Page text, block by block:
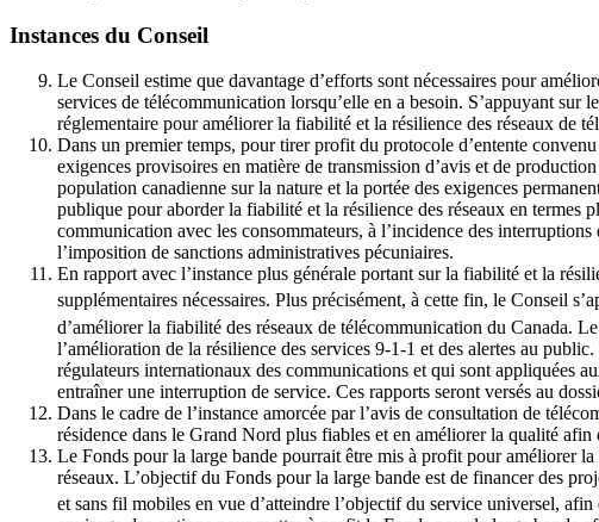
Instances du Conseil
Le Conseil estime que davantage d’efforts sont nécessaires pour
services de télécommunication lorsqu’elle en a besoin. S’appuyant
réglementaire pour améliorer la fiabilité et la résilience des réseaux de
Dans un premier temps, pour tirer profit du protocole d’entente
exigences provisoires en matière de transmission d’avis et de
population canadienne sur la nature et la portée des exigences
publique pour aborder la fiabilité et la résilience des réseaux en termes
communication avec les consommateurs, à l’incidence des
l’imposition de sanctions administratives pécuniaires.
En rapport avec l’instance plus générale portant sur la fiabilité et la
supplémentaires nécessaires. Plus précisément, à cette fin, le Conseil
d’améliorer la fiabilité des réseaux de télécommunication du Canada.
l’amélioration de la résilience des services 9-1-1 et des alertes au
régulateurs internationaux des communications et qui sont appliquées
entraîner une interruption de service. Ces rapports seront versés au
Dans le cadre de l’instance amorcée par l’avis de consultation de
résidence dans le Grand Nord plus fiables et en améliorer la qualité
Le Fonds pour la large bande pourrait être mis à profit pour améliorer
réseaux. L’objectif du Fonds pour la large bande est de financer des
et sans fil mobiles en vue d’atteindre l’objectif du service universel,